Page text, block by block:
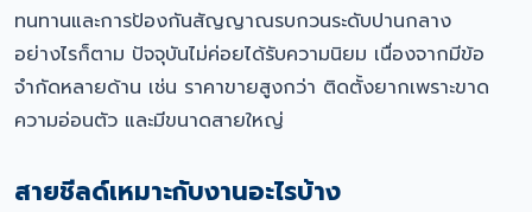
ทนทานและการป้องกันสัญญาณรบกวนระดับปานกลาง
อย่างไรก็ตาม ปัจจุบันไม่ค่อยได้รับความนิยม เนื่องจากมีข้อ
จำกัดหลายด้าน เช่น ราคาขายสูงกว่า ติดตั้งยากเพราะขาด
ความอ่อนตัว และมีขนาดสายใหญ่
สายชีลด์เหมาะกับงานอะไรบ้าง